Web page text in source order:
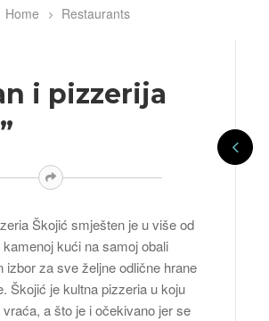
Home Restaurants
i pizzerija
Škojić smješten je u više od
kući na samoj obali
izbor za sve željne odlične hrane
Škojić je kultna pizzeria u koju
a što je i očekivano jer se